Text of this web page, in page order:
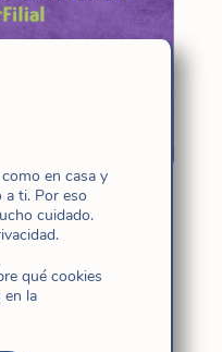
abrir mente y
- oración,
en casa y
a ti. Por eso
cuidado.
qué cookies
en la